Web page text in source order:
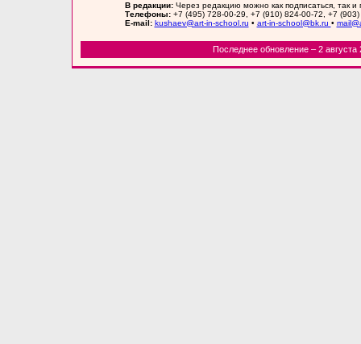
В редакции:Через редакцию можно как подписаться, так
Телефоны:+7 (495) 728-00-29, +7 (910) 824-00-72, +7
E-mail: kushaev@art-in-school.ru • art-in-school@bk.ru •
Последнее обновление – 2 августа